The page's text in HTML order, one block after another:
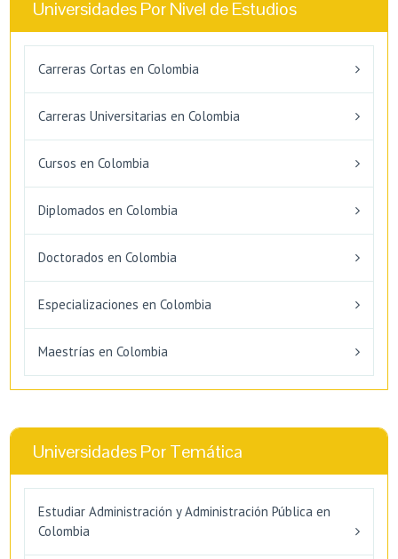
Universidades Por Nivel de Estudios
Carreras Cortas en Colombia
Carreras Universitarias en Colombia
Cursos en Colombia
Diplomados en Colombia
Doctorados en Colombia
Especializaciones en Colombia
Maestrías en Colombia
Universidades Por Temática
Estudiar Administración y Administración Pública en
Colombia